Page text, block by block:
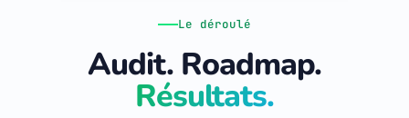
Le déroulé
Audit. Roadmap.
Résultats.